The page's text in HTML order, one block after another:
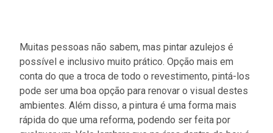
Muitas pessoas não sabem, mas pintar azulejos é
possível e inclusivo muito prático. Opção mais em
conta do que a troca de todo o revestimento, pintá-los
pode ser uma boa opção para renovar o visual destes
ambientes. Além disso, a pintura é uma forma mais
rápida do que uma reforma, podendo ser feita por